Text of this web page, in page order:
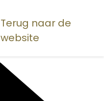
Terug naar de
website